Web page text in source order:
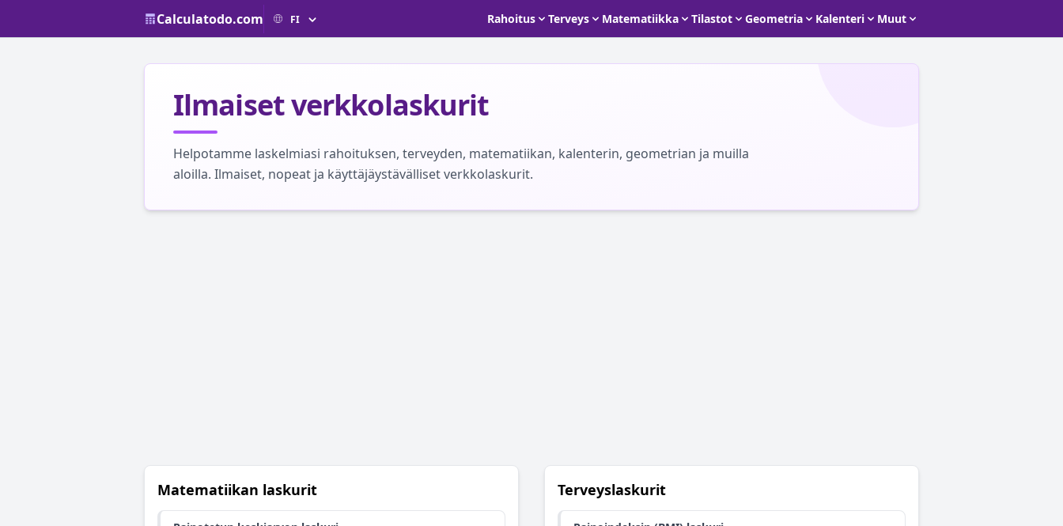
Calculatodo.com Rahoitus Terveys Matematiikka Tilastot Geometria Kalenteri Muut
Ilmaiset verkkolaskurit
Helpotamme laskelmiasi rahoituksen, terveyden, matematiikan, kalenterin, geometrian ja muilla
aloilla. Ilmaiset, nopeat ja käyttäjäystävälliset verkkolaskurit.
Matematiikan laskurit Terveyslaskurit